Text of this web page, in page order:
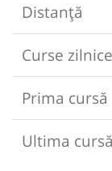
Distanță
Curse zilnice
Prima cursă
Ultima cursă